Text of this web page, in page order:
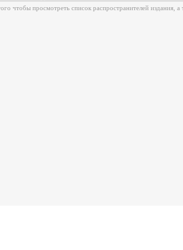
чтобы просмотреть список распространителей издания,